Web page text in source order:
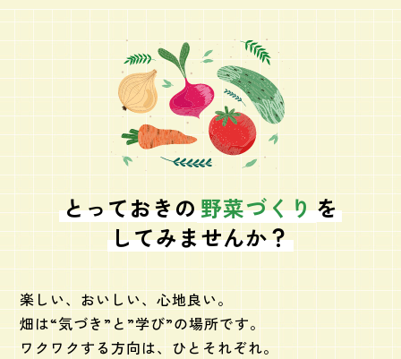
とっておきの野菜づくりを
してみませんか？
楽しい、おいしい、心地良い。
畑は“気づき”と”学び”の場所です。
ワクワクする方向は、ひとそれぞれ。